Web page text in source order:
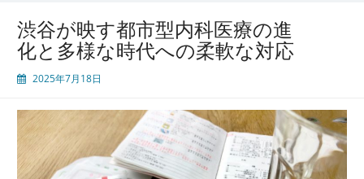
地
域
療
と
渋谷が映す都市型内科医療の進
化と多様な時代への柔軟な対応
2025年7月18日